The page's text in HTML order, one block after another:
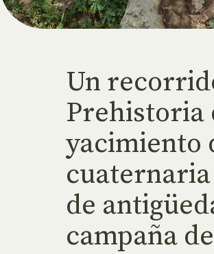
Un
Prehistoria
yacimiento
cuaternaria
de
campaña